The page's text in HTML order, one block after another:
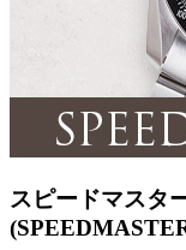
スピードマスタ